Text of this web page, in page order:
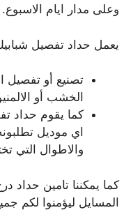
وعلى مدار ايام الاسبوع.
يعمل حداد تفصيل
تصنيع أو تفصيل
الخشب أو
كما يقوم حداد
اي موديل
والاطوال التي
كما يمكننا تامين حداد
المسايل ليؤمنوا لكم